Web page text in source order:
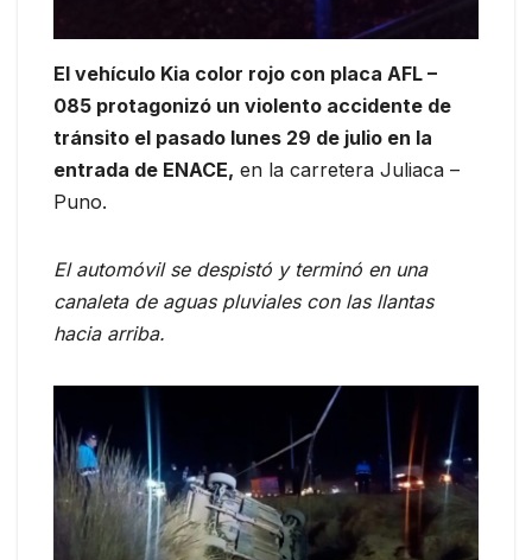
El vehículo Kia color rojo con placa AFL –
085 protagonizó un violento accidente de
tránsito el pasado lunes 29 de julio en la
entrada de ENACE, en la carretera Juliaca –
Puno.
El automóvil se despistó y terminó en una
canaleta de aguas pluviales con las llantas
hacia arriba.